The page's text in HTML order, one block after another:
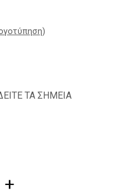
)
ΤΑ ΣΗΜΕΙΑ
+